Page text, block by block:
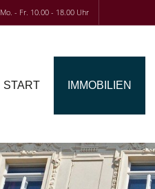
Mo. - Fr. 10.00 - 18.00 Uhr
START IMMOBILIEN